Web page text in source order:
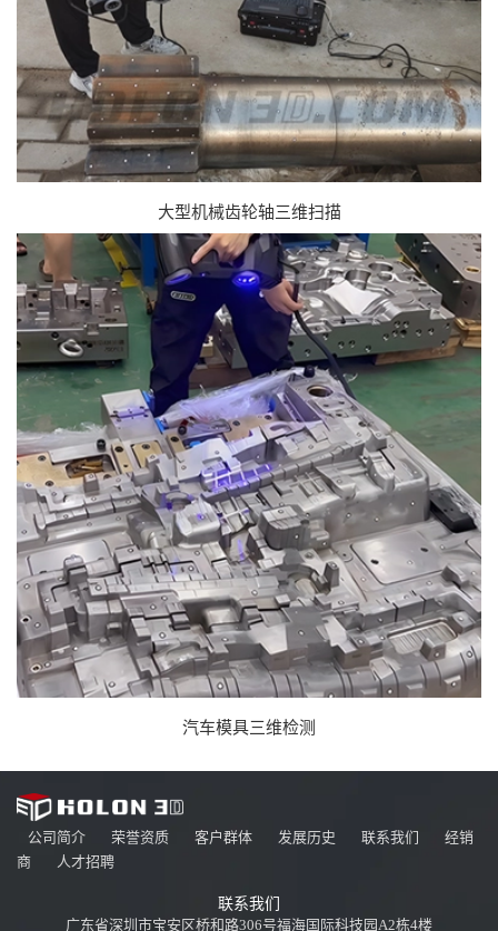
重载齿轮箱三维检测
大型机械齿轮轴三维扫描
大型机械齿轮轴三维扫描
汽车模具三维检测
公司简介 荣誉资质 客户群体 发展历史 联系我们
经销
商
人才招聘
联系我们
广东省深圳市宝安区桥和路306号福海国际科技园A2栋4楼